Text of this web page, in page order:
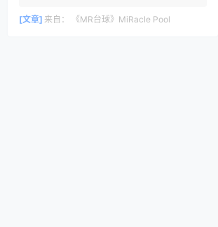
[文章] 来自： 《MR台球》MiRacle Pool